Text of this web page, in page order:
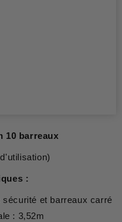
10 barreaux
:
et barreaux carré
: 3,52m